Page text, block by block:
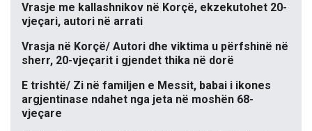
Vrasje me kallashnikov në Korçë, ekzekutohet 20-
vjeçari, autori në arrati
Vrasja në Korçë/ Autori dhe viktima u përfshinë në
sherr, 20-vjeçarit i gjendet thika në dorë
E trishtë/ Zi në familjen e Messit, babai i ikones
argjentinase ndahet nga jeta në moshën 68-
vjeçare